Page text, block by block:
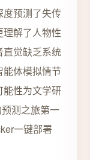
度预测了失传
解了人物性
直觉缺乏系统
能体模拟情节
能性为文学研
测之旅第一
一键部署